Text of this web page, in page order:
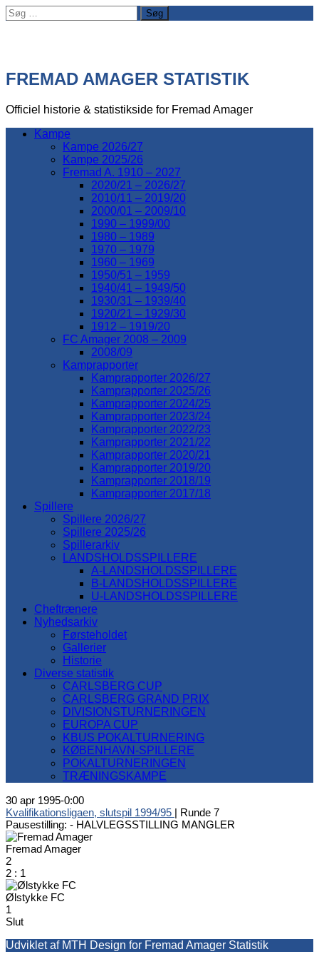
Søg
efter:
FREMAD AMAGER STATISTIK
Officiel historie & statistikside for Fremad Amager
Kampe
Kampe 2026/27
Kampe 2025/26
Fremad A. 1910 – 2027
2020/21 – 2026/27
2010/11 – 2019/20
2000/01 – 2009/10
1990 – 1999/00
1980 – 1989
1970 – 1979
1960 – 1969
1950/51 – 1959
1940/41 – 1949/50
1930/31 – 1939/40
1920/21 – 1929/30
1912 – 1919/20
FC Amager 2008 – 2009
2008/09
Kamprapporter
Kamprapporter 2026/27
Kamprapporter 2025/26
Kamprapporter 2024/25
Kamprapporter 2023/24
Kamprapporter 2022/23
Kamprapporter 2021/22
Kamprapporter 2020/21
Kamprapporter 2019/20
Kamprapporter 2018/19
Kamprapporter 2017/18
Spillere
Spillere 2026/27
Spillere 2025/26
Spillerarkiv
LANDSHOLDSSPILLERE
A-LANDSHOLDSSPILLERE
B-LANDSHOLDSSPILLERE
U-LANDSHOLDSSPILLERE
Cheftrænere
Nyhedsarkiv
Førsteholdet
Gallerier
Historie
Diverse statistik
CARLSBERG CUP
CARLSBERG GRAND PRIX
DIVISIONSTURNERINGEN
EUROPA CUP
KBUS POKALTURNERING
KØBENHAVN-SPILLERE
POKALTURNERINGEN
TRÆNINGSKAMPE
30 apr 1995-0:00
Kvalifikationsligaen, slutspil 1994/95 | Runde 7
Pausestilling: - HALVLEGSSTILLING MANGLER
Fremad Amager
2
2 : 1
Ølstykke FC
1
Slut
Udviklet af MTH Design for Fremad Amager Statistik